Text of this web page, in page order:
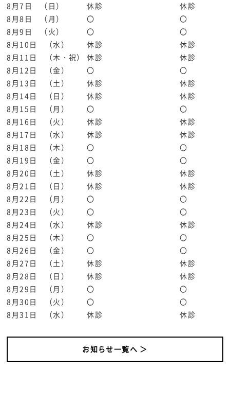
8月7日 （日）
休診
休診
8月8日 （月）
〇
〇
8月9日 （火）
〇
〇
8月10日 （水）
休診
休診
8月11日 （木・祝）
休診
休診
8月12日 （金）
〇
〇
8月13日 （土）
休診
休診
8月14日 （日）
休診
休診
8月15日 （月）
〇
〇
8月16日 （火）
休診
休診
8月17日 （水）
休診
休診
8月18日 （木）
〇
〇
8月19日 （金）
〇
〇
8月20日 （土）
休診
休診
8月21日 （日）
休診
休診
8月22日 （月）
〇
〇
8月23日 （火）
〇
〇
8月24日 （水）
休診
休診
8月25日 （木）
〇
〇
8月26日 （金）
〇
〇
8月27日 （土）
休診
休診
8月28日 （日）
休診
休診
8月29日 （月）
〇
〇
8月30日 （火）
〇
〇
8月31日 （水）
休診 休診
お知らせ一覧へ ＞